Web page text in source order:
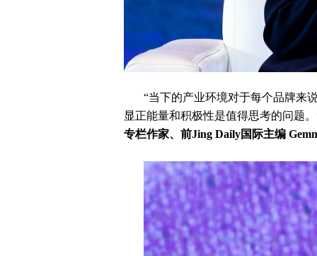
“当下的产业环境对于每个品牌来
显正能量和积极性是值得思考的问题
专栏作家、前Jing Daily国际主编